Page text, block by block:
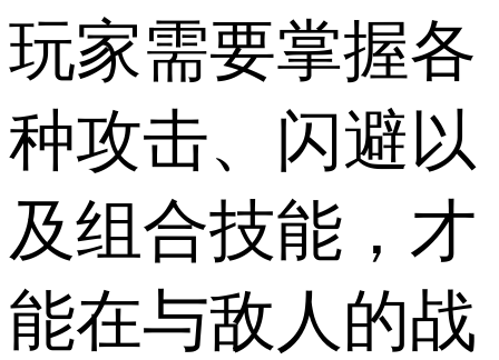
玩家需要掌握各
种攻击、闪避以
及组合技能，才
能在与敌人的战